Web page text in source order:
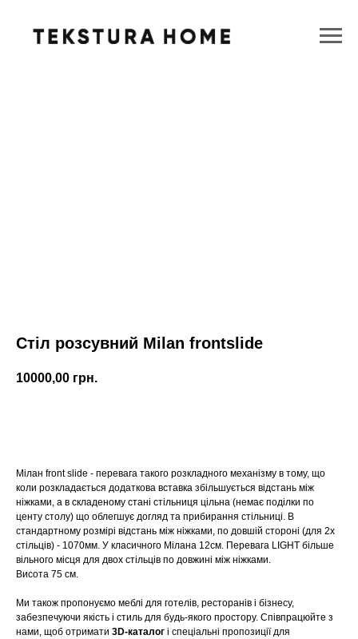
Стіл розсувний Milan frontslide
10000,00 грн.
Мілан front slide - перевага такого розкладного механізму в тому, що
коли розкладається додаткова вставка збільшується відстань між
ніжками, а в складеному стані стільниця цільна (немає поділки по
центу столу) що облегшує догляд та прибирання стільниці. В
стандартному розмірі відстань між ніжками, по довшій стороні (для 2х
стільців) - 1070мм. У класичного Мілана 12см. Перевага LIGHT більше
вільного місця для двох стільців по довжині між ніжками.
Висота 75 см.
Ми також пропонуємо меблі для готелів, ресторанів і бізнесу,
забезпечуючи якість і стиль для будь-якого простору. Співпрацюйте з
нами, щоб отримати 3D-каталог і спеціальні пропозиції для